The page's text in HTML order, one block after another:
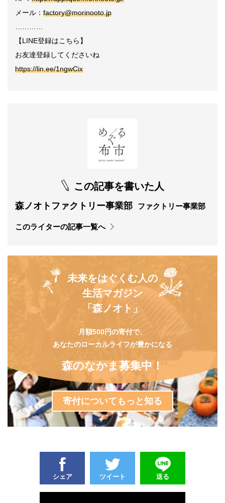
メール： factory@morinooto.jp
【LINE登録はこちら】
お友達登録してくださいね
https://lin.ee/1ngwCix
この記事を書いた人
森ノオトファクトリー事業部 ファクトリー事業部
このライターの記事一覧へ
未来をはぐくむ人の
生活マガジン
「森ノオト」
月額500円の寄付で、
あなたのローカルライフが豊かになる
森のなかま募集中！
寄付についてもっと知る
シェア ツイート 送る